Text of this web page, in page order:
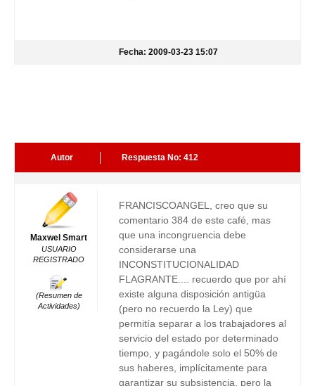
Fecha: 2009-03-23 15:07
Autor Respuesta No: 412
Maxwel Smart
USUARIO
REGISTRADO
(Resumen de
Actividades)
FRANCISCOANGEL, creo que su
comentario 384 de este café, mas
que una incongruencia debe
considerarse una
INCONSTITUCIONALIDAD
FLAGRANTE.... recuerdo que por ahí
existe alguna disposición antigüa
(pero no recuerdo la Ley) que
permitía separar a los trabajadores al
servicio del estado por determinado
tiempo, y pagándole solo el 50% de
sus haberes, implícitamente para
garantizar su subsistencia, pero la